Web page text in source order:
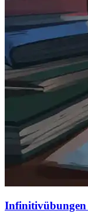
Infinitivübungen